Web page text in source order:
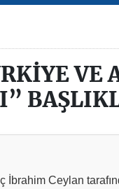
VE
İbrahim Ceylan